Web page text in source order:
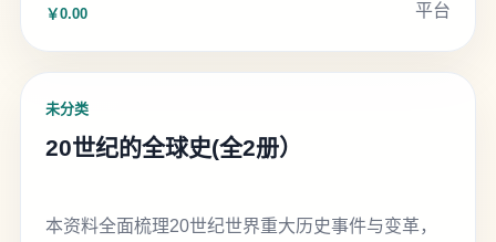
￥0.00 平台
未分类
20世纪的全球史(全2册）
本资料全面梳理20世纪世界重大历史事件与变革，